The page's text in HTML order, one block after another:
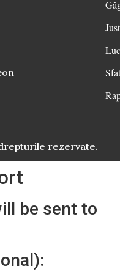
rezervate.
be sent to